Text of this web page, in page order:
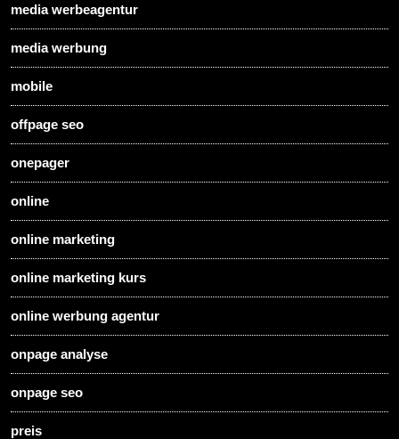
media werbeagentur
media werbung
mobile
offpage seo
onepager
online
online marketing
online marketing kurs
online werbung agentur
onpage analyse
onpage seo
preis